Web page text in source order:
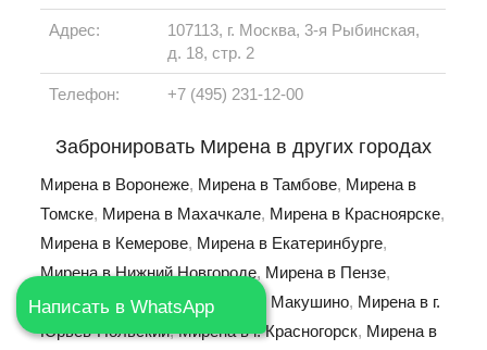
Адрес:
107113, г. Москва, 3-я Рыбинская,
д. 18, стр. 2
Телефон: +7 (495) 231-12-00
Забронировать Мирена в других городах
Мирена в Воронеже, Мирена в Тамбове, Мирена в
Томске, Мирена в Махачкале, Мирена в Красноярске,
Мирена в Кемерове, Мирена в Екатеринбурге,
Мирена в Нижний Новгороде, Мирена в Пензе,
Мирена в Сургуте,Мирена в г. Макушино, Мирена в г.
Юрьев-Польский,Мирена в г. Красногорск, Мирена в
Написать в WhatsApp